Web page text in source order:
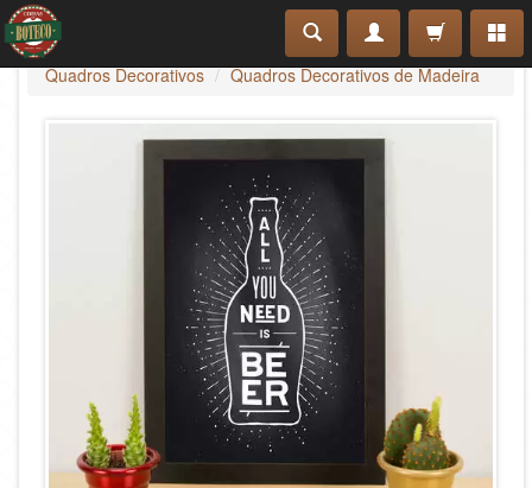
Quadros Decorativos Quadros Decorativos de Madeira